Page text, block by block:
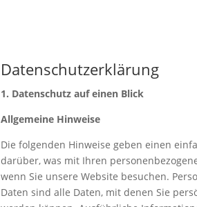
Datenschutzerklärung
1. Datenschutz auf einen Blick
Allgemeine Hinweise
Die folgenden Hinweise geben einen
darüber, was mit Ihren
wenn Sie unsere Website besuchen.
Daten sind alle Daten, mit denen Sie